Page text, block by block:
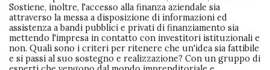
Sostiene, inoltre, l'accesso alla finanza aziendale sia
attraverso la messa a disposizione di informazioni ed
assistenza a bandi pubblici e privati di finanziamento sia
mettendo l'impresa in contatto con investitori istituzionali e
non. Quali sono i criteri per ritenere che un'idea sia fattibile
e si passi al suo sostegno e realizzazione? Con un gruppo di